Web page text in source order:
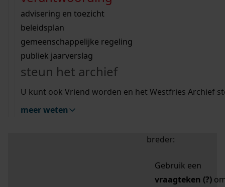
bouwvergunningen
omgevingsvergunningen
vergunningen
beeld en geluid
uitleg nodig?
Wij helpen u op weg met een aantal zoektips.
bekijk alle zoektips
Wij helpen u op weg met een aantal zoektips.
bekijk alle zoektips
bekijk ons geschiedenislokaal
advisering en toezicht
beleidsplan
gemeenschappelijke regeling
publiek jaarverslag
steun het archief
U kunt ook Vriend worden en het Westfries Archief
meer weten
zoektips
Mijn Studiezaal (inloggen)
uw zoekopdracht te
breder:
Gebruik een
vraagteken (?)